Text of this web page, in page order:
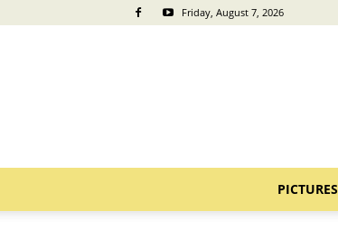
Friday, August 7, 2026
PICTURES